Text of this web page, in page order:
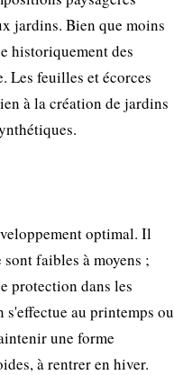
jardins. Bien que moins
historiquement des
Les feuilles et écorces
à la création de jardins
optimal. Il
faibles à moyens ;
protection dans les
au printemps ou
une forme
à rentrer en hiver.